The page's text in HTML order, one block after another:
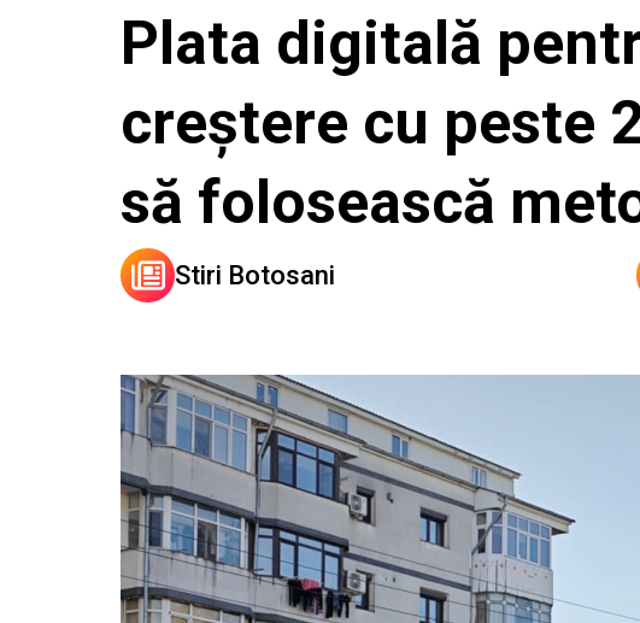
Plata digitală
creștere cu peste
să folosească
Stiri Botosani